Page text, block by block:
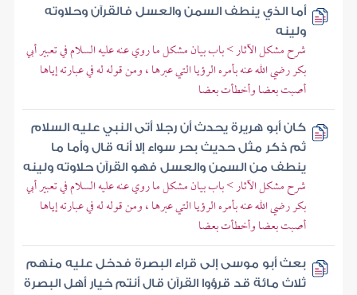
أما الذي ينطف السمن والعسل فالقرآن وحلاوته
ولينه
شرح مشكل الآثار > باب بيان مشكل ما روي عنه عليه السلام في تعبير أبي
بكر رضي الله عنه بأمره الرؤيا التي عبرها ، ومن قوله له في عبارته إياها
أصبت بعضا وأخطأت بعضا
كان أبو هريرة يحدث أن رجلا أتى النبي عليه السلام
ثم ذكر مثل حديث بحر سواء إلا أنه قال وأما ما
ينطف من السمن والعسل فهو القرآن حلاوته ولينه
شرح مشكل الآثار > باب بيان مشكل ما روي عنه عليه السلام في تعبير أبي
بكر رضي الله عنه بأمره الرؤيا التي عبرها ، ومن قوله له في عبارته إياها
أصبت بعضا وأخطأت بعضا
بعث أبو موسى إلى قراء البصرة فدخل عليه منهم
ثلاث مائة قد قرؤوا القرآن قال أنتم خيار أهل البصرة